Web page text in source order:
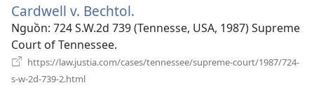
mới)
Cardwell v. Bechtol.
cửa
mới)
Nguồn‎: 724 S.W.2d 739 (Tennesse, USA, 1987) Supreme
Court of Tennessee.
https://law.justia.com/cases/tennessee/supreme-court/1987/724-
s-w-2d-739-2.html